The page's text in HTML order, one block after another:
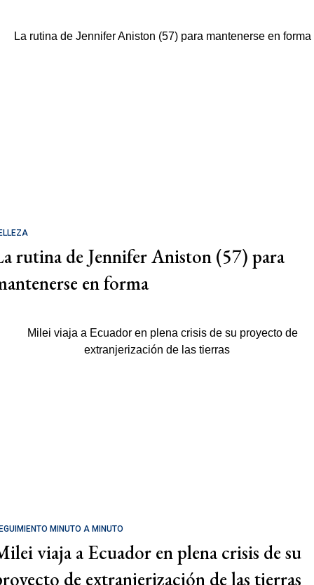
rutina de Jennifer Aniston (57) para
en forma
MINUTO A MINUTO
viaja a Ecuador en plena crisis de su
de extranjerización de las tierras